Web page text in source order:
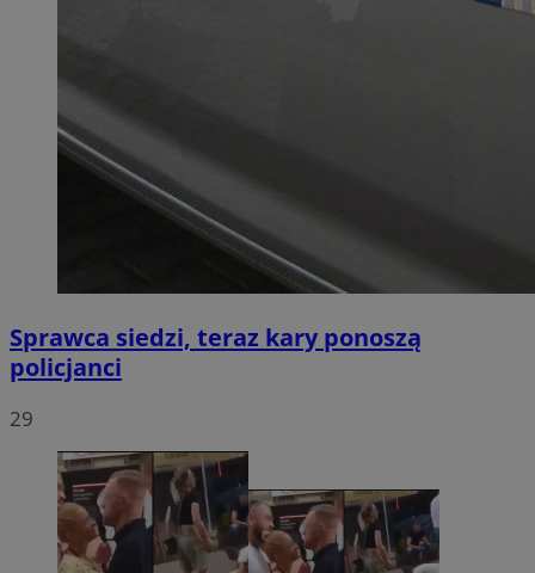
Sprawca siedzi, teraz kary ponoszą
policjanci
29